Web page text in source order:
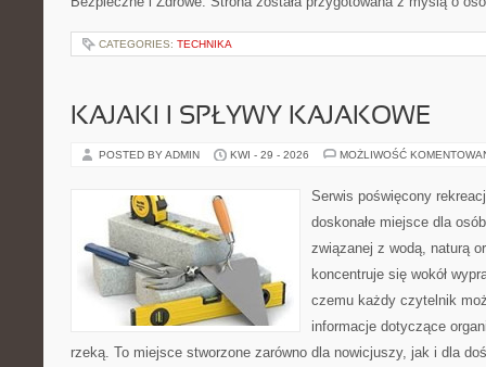
CATEGORIES: TECHNIKA
KAJAKI I SPŁYWY KAJAKOWE
POSTED BY ADMIN KWI - 29 - 2026 MOŻLIWOŚĆ
Serwis poświęcony
doskonałe miejsce dla
związanej z wodą, naturą
koncentruje się wokół
czemu każdy czytelnik
informacje dotyczące
rzeką. To miejsce stworzone zarówno dla nowicjuszy, jak i dla